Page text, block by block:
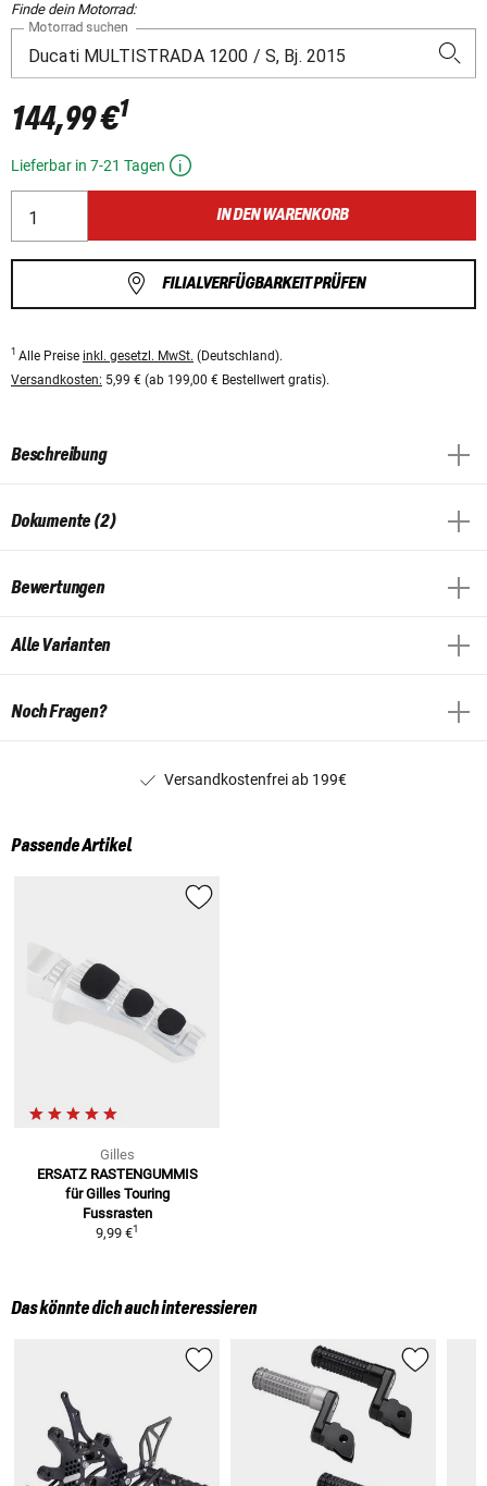
Finde dein Motorrad:
Motorrad suchen
144,99 €1
Lieferbar in 7-21 Tagen
IN DEN WARENKORB
FILIALVERFÜGBARKEIT PRÜFEN
1 Alle Preise inkl. gesetzl. MwSt. (Deutschland).
Versandkosten: 5,99 € (ab 199,00 € Bestellwert gratis).
Beschreibung
Dokumente (2)
Bewertungen
Alle Varianten
Noch Fragen?
Versandkostenfrei ab 199€
Passende Artikel
Gilles
ERSATZ RASTENGUMMIS
für Gilles Touring
Fussrasten
9,99 €1
Das könnte dich auch interessieren